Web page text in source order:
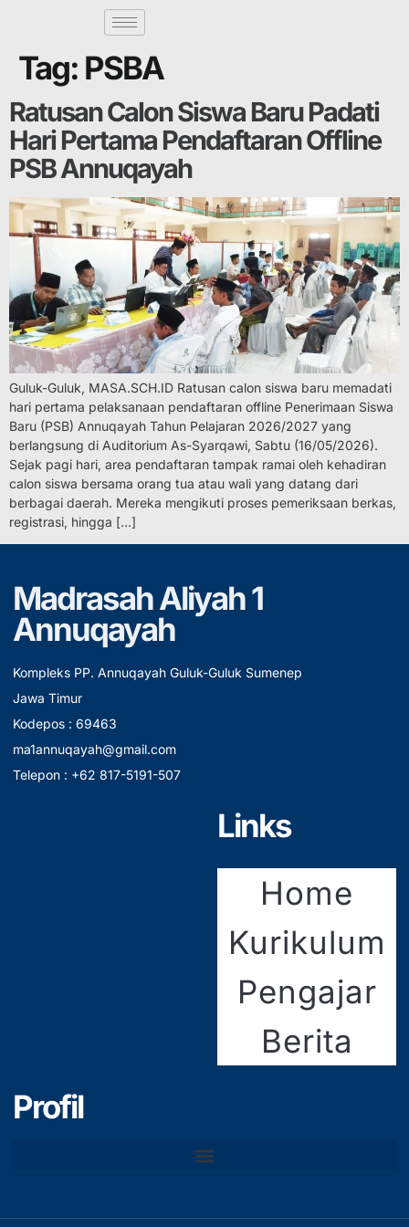
Tag: PSBA
Ratusan Calon Siswa Baru Padati
Hari Pertama Pendaftaran Offline
PSB Annuqayah
Guluk-Guluk, MASA.SCH.ID Ratusan calon siswa baru memadati
hari pertama pelaksanaan pendaftaran offline Penerimaan Siswa
Baru (PSB) Annuqayah Tahun Pelajaran 2026/2027 yang
berlangsung di Auditorium As-Syarqawi, Sabtu (16/05/2026).
Sejak pagi hari, area pendaftaran tampak ramai oleh kehadiran
calon siswa bersama orang tua atau wali yang datang dari
berbagai daerah. Mereka mengikuti proses pemeriksaan berkas,
registrasi, hingga […]
Madrasah Aliyah 1
Annuqayah
Kompleks PP. Annuqayah Guluk-Guluk Sumenep
Jawa Timur
Kodepos : 69463
ma1annuqayah@gmail.com
Telepon : +62 817-5191-507
Links
Home
Kurikulum
Pengajar
Berita
Profil